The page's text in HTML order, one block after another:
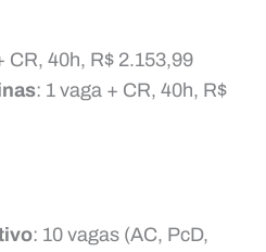
CR, 40h, R$ 2.153,99
: 1 vaga + CR, 40h, R$
: 10 vagas (AC, PcD,